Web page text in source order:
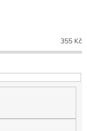
355 Kč